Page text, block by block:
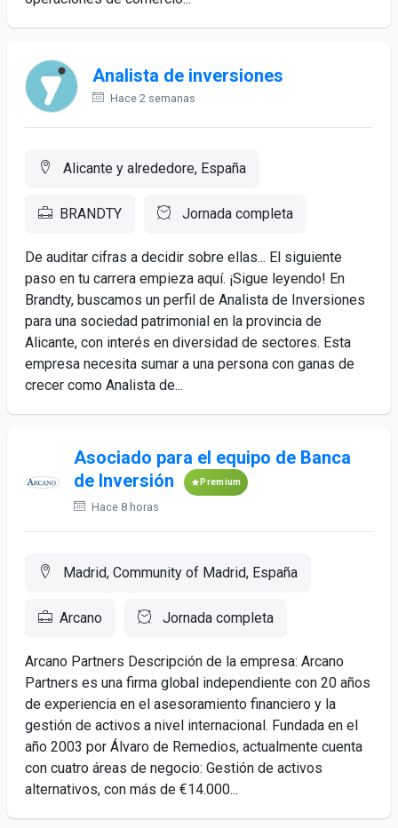
Analista de inversiones
Hace 2 semanas
Alicante y alrededore, España
BRANDTY Jornada completa
De auditar cifras a decidir sobre ellas... El siguiente
paso en tu carrera empieza aquí. ¡Sigue leyendo! En
Brandty, buscamos un perfil de Analista de Inversiones
para una sociedad patrimonial en la provincia de
Alicante, con interés en diversidad de sectores. Esta
empresa necesita sumar a una persona con ganas de
crecer como Analista de...
Asociado para el equipo de Banca
de Inversión
Premium
Hace 8 horas
Madrid, Community of Madrid, España
Arcano Jornada completa
Arcano Partners Descripción de la empresa: Arcano
Partners es una firma global independiente con 20 años
de experiencia en el asesoramiento financiero y la
gestión de activos a nivel internacional. Fundada en el
año 2003 por Álvaro de Remedios, actualmente cuenta
con cuatro áreas de negocio: Gestión de activos
alternativos, con más de €14.000...